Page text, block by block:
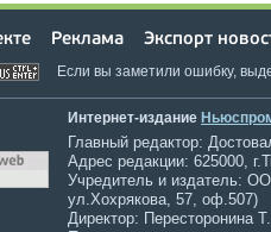
Реклама Экспорт
Если вы заметили ошибку,
Интернет-издание
Главный редактор:
Адрес редакции: 625000,
Учредитель и издатель:
ул.Хохрякова, 57, оф.507)
Директор: Пересторонина